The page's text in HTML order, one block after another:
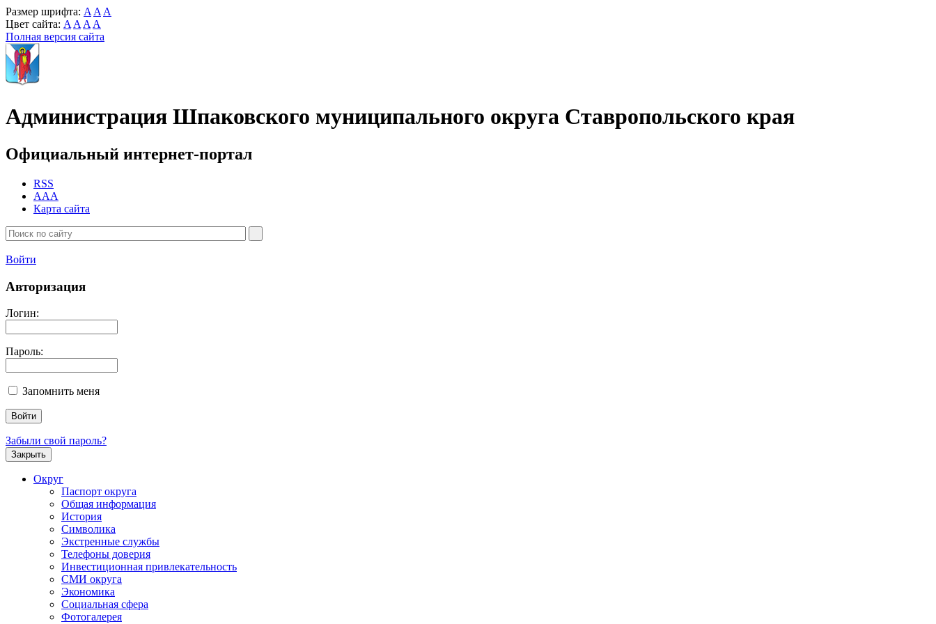
Размер шрифта: A A A
Цвет сайта: A A A A
Полная версия сайта
Администрация Шпаковского муниципального округа Ставропольского края
Официальный интернет-портал
RSS
AAA
Карта сайта
Войти
Авторизация
Логин:
Пароль:
Запомнить меня
Забыли свой пароль?
Закрыть
Округ
Паспорт округа
Общая информация
История
Символика
Экстренные службы
Телефоны доверия
Инвестиционная привлекательность
СМИ округа
Экономика
Социальная сфера
Фотогалерея